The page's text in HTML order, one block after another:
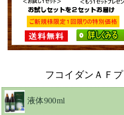
フコイダンＡＦ
液体900ml